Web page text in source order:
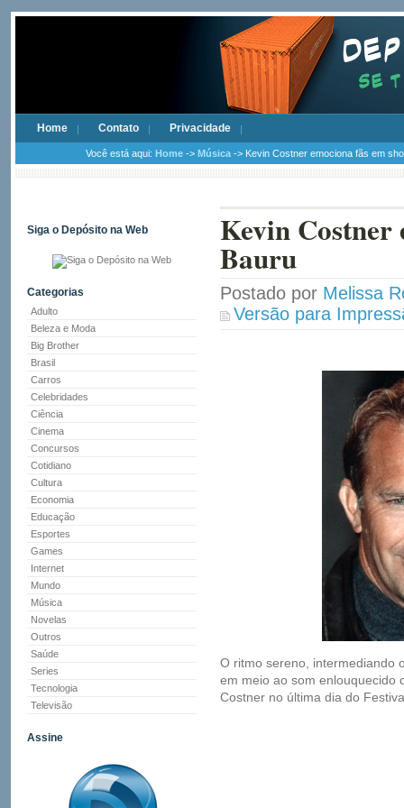
Home Contato Privacidade
Você está aqui: Home -> Música -> Kevin Costner emociona fãs em
Siga o Depósito na Web
Categorias
Adulto
Beleza e Moda
Big Brother
Brasil
Carros
Celebridades
Ciência
Cinema
Concursos
Cotidiano
Cultura
Economia
Educação
Esportes
Games
Internet
Mundo
Música
Novelas
Outros
Saúde
Series
Tecnologia
Televisão
Assine
Kevin Costner
Bauru
Postado por Melissa
Versão para
O ritmo sereno, intermediando
em meio ao som enlouquecido
Costner no última dia do